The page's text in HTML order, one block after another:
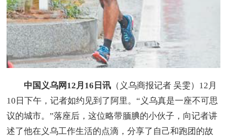
中国义乌网12月16日讯 （义乌商报记者 吴雯）12月
10日下午，记者如约见到了阿里。“义乌真是一座不可思
议的城市。”落座后，这位略带腼腆的小伙子，向记者讲
述了他在义乌工作生活的点滴，分享了自己和跑团的故